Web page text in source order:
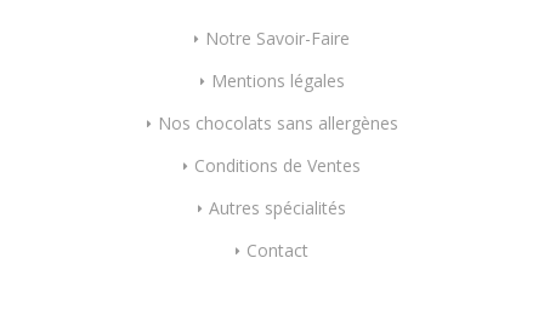
Notre Savoir-Faire
Mentions légales
Nos chocolats sans allergènes
Conditions de Ventes
Autres spécialités
Contact